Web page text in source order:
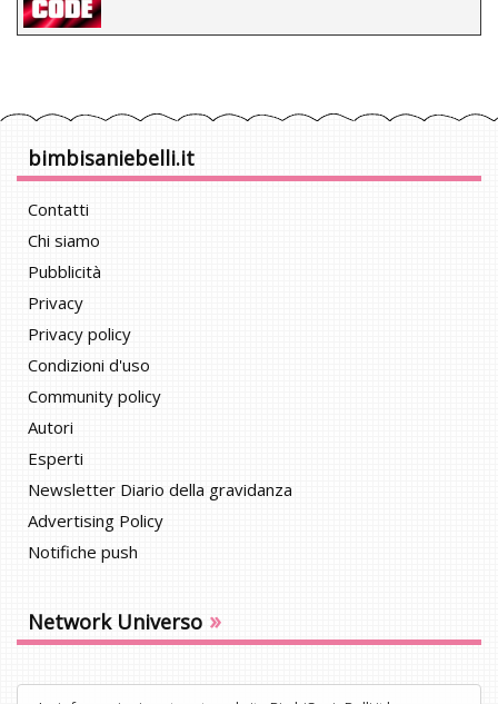
bimbisaniebelli.it
Contatti
Chi siamo
Pubblicità
Privacy
Privacy policy
Condizioni d'uso
Community policy
Autori
Esperti
Newsletter Diario della gravidanza
Advertising Policy
Notifiche push
Network Universo »